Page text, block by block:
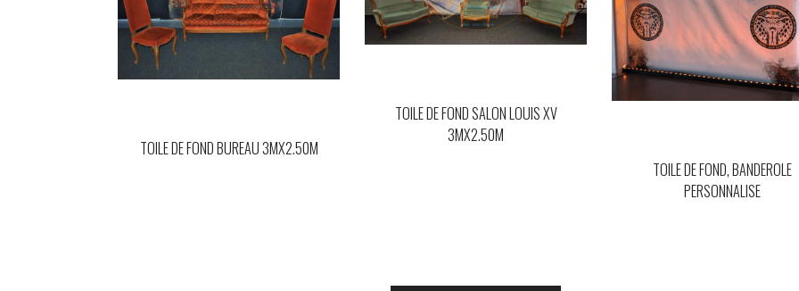
TOILE DE FOND BUREAU 3MX2.50M
TOILE DE FOND SALON LOUIS XV
3MX2.50M
TOILE DE FOND, BANDEROLE
PERSONNALISE